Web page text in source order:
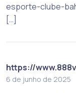
esporte-clube-
[…]
https://
6 de junho de 2025